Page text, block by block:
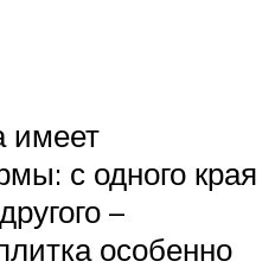
имеет
с одного края
–
особенно